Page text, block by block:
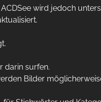
wird jedoch
darin surfen.
Bilder